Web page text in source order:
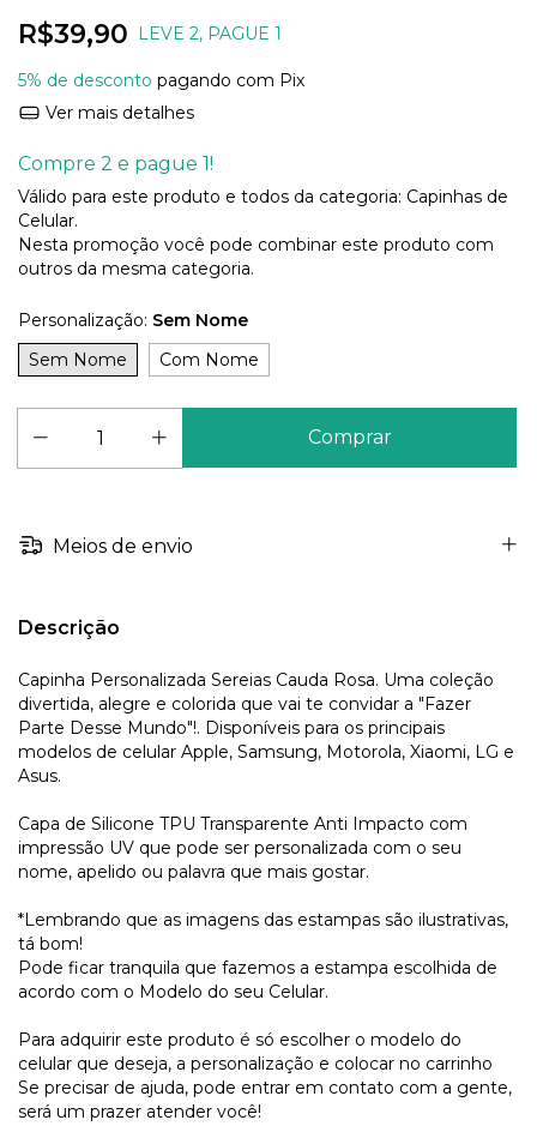
R$39,90 LEVE 2, PAGUE 1
5% de desconto pagando com Pix
Ver mais detalhes
Compre 2 e pague 1!
Válido para este produto e todos da categoria: Capinhas de
Celular.
Nesta promoção você pode combinar este produto com
outros da mesma categoria.
Personalização: Sem Nome
Sem Nome
Com Nome
Meios de envio
Descrição
Capinha Personalizada Sereias Cauda Rosa. Uma coleção
divertida, alegre e colorida que vai te convidar a "Fazer
Parte Desse Mundo"!. Disponíveis para os principais
modelos de celular Apple, Samsung, Motorola, Xiaomi, LG e
Asus.
Capa de Silicone TPU Transparente Anti Impacto com
impressão UV que pode ser personalizada com o seu
nome, apelido ou palavra que mais gostar.
*Lembrando que as imagens das estampas são ilustrativas,
tá bom!
Pode ficar tranquila que fazemos a estampa escolhida de
acordo com o Modelo do seu Celular.
Para adquirir este produto é só escolher o modelo do
celular que deseja, a personalização e colocar no carrinho
Se precisar de ajuda, pode entrar em contato com a gente,
será um prazer atender você!